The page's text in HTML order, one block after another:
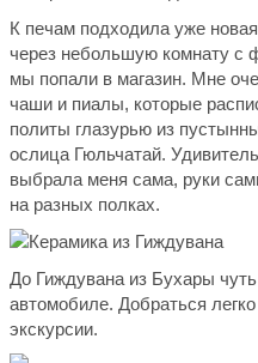
К печам подходила уже
через небольшую комнату с
мы попали в магазин. Мне
чаши и пиалы, которые
политы глазурью из
ослица Гюльчатай.
выбрала меня сама, руки
на разных полках.
До Гиждувана из Бухары
автомобиле. Добраться
экскурсии.